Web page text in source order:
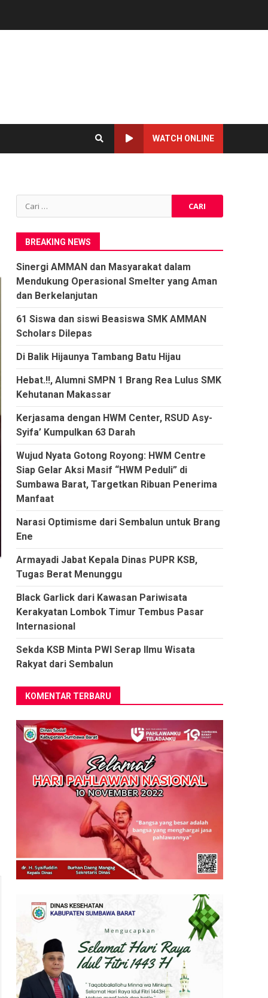
WATCH ONLINE
Cari
untuk:
BREAKING NEWS
Sinergi AMMAN dan Masyarakat dalam
Mendukung Operasional Smelter yang Aman
dan Berkelanjutan
61 Siswa dan siswi Beasiswa SMK AMMAN
Scholars Dilepas
Di Balik Hijaunya Tambang Batu Hijau
Hebat.!!, Alumni SMPN 1 Brang Rea Lulus SMK
Kehutanan Makassar
Kerjasama dengan HWM Center, RSUD Asy-
Syifa’ Kumpulkan 63 Darah
Wujud Nyata Gotong Royong: HWM Centre
Siap Gelar Aksi Masif “HWM Peduli” di
Sumbawa Barat, Targetkan Ribuan Penerima
Manfaat
Narasi Optimisme dari Sembalun untuk Brang
Ene
Armayadi Jabat Kepala Dinas PUPR KSB,
Tugas Berat Menunggu
Black Garlick dari Kawasan Pariwisata
Kerakyatan Lombok Timur Tembus Pasar
Internasional
Sekda KSB Minta PWI Serap Ilmu Wisata
Rakyat dari Sembalun
KOMENTAR TERBARU